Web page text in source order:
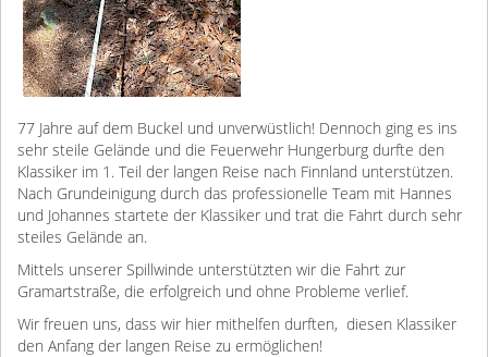
77 Jahre auf dem Buckel und unverwüstlich! Dennoch ging es ins
sehr steile Gelände und die Feuerwehr Hungerburg durfte den
Klassiker im 1. Teil der langen Reise nach Finnland unterstützen.
Nach Grundeinigung durch das professionelle Team mit Hannes
und Johannes startete der Klassiker und trat die Fahrt durch sehr
steiles Gelände an.
Mittels unserer Spillwinde unterstützten wir die Fahrt zur
Gramartstraße, die erfolgreich und ohne Probleme verlief.
Wir freuen uns, dass wir hier mithelfen durften, diesen Klassiker
den Anfang der langen Reise zu ermöglichen!